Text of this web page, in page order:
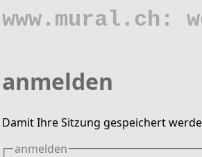
www.mural.ch:
anmelden
Damit Ihre Sitzung gespeichert
anmelden